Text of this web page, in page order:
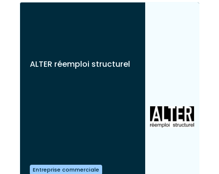
ALTER réemploi structurel
Entreprise commerciale